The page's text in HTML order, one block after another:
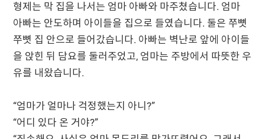
형제는 막 집을 나서는 엄마 아빠와 마주쳤습니다. 엄마
아빠는 안도하며 아이들을 집으로 들였습니다. 둘은 쭈뼛
쭈뼛 집 안으로 들어갔습니다. 아빠는 벽난로 앞에 아이들
을 앉힌 뒤 담요를 둘러주었고, 엄마는 주방에서 따뜻한 우
유를 내왔습니다.
“엄마가 얼마나 걱정했는지 아니?”
“어디 있다 온 거야?”